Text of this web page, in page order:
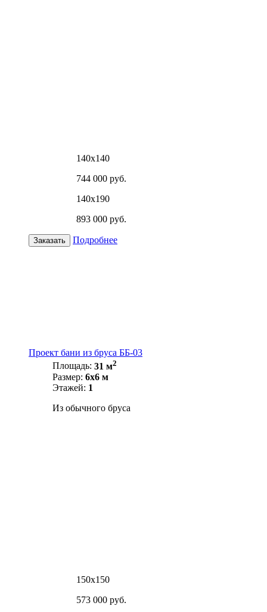
140х140
744 000 руб.
140х190
893 000 руб.
Заказать Подробнее
Проект бани из бруса ББ-03
Площадь: 31 м2
Размер: 6х6 м
Этажей: 1
Из обычного бруса
150х150
573 000 руб.